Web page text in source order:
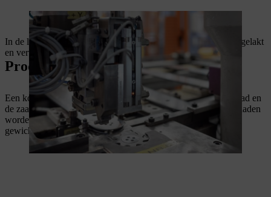
Het neustandwiel vermindert later de wrijving op het zaagblad.
In de laatste productiestap wordt het driedelige zaagblad eerst gelakt
en vervolgens bedrukt door een digitale drukmachine.
Productie van een kopzaagblad
Een kopzaagblad bestaat uit de corpus van een massief zaagblad en
de zaagbladkop van een driedelig zaagblad. STIHL kopzaagbladen
worden zowel in klassieke massieve constructie als in
gewichtsbesparende lichtgewicht constructie vervaardigd.